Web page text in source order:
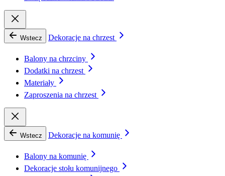
Wstecz Dekoracje na chrzest
Balony na chrzciny
Dodatki na chrzest
Materiały
Zaproszenia na chrzest
Wstecz Dekoracje na komunię
Balony na komunię
Dekoracje stołu komunijnego